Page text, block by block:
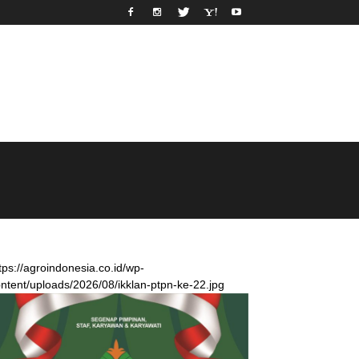
agroindonesia.co.id/wp-
uploads/2026/08/ikklan-ptpn-ke-22.jpg